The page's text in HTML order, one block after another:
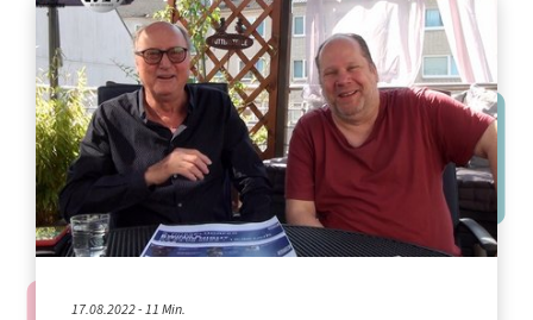
17.08.2022 - 11 Min.